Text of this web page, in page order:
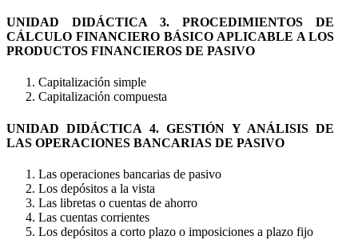
UNIDAD DIDÁCTICA 3. PROCEDIMIENTOS DE
CÁLCULO FINANCIERO BÁSICO APLICABLE A LOS
PRODUCTOS FINANCIEROS DE PASIVO
Capitalización simple
Capitalización compuesta
UNIDAD DIDÁCTICA 4. GESTIÓN Y ANÁLISIS DE
LAS OPERACIONES BANCARIAS DE PASIVO
Las operaciones bancarias de pasivo
Los depósitos a la vista
Las libretas o cuentas de ahorro
Las cuentas corrientes
Los depósitos a corto plazo o imposiciones a plazo fijo